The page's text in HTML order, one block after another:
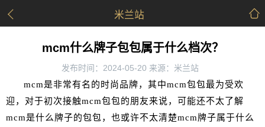
米兰站
mcm什么牌子包包属于什么档次？
发布时间：2024-05-20 来源：米兰站
mcm是非常有名的时尚品牌，其中mcm包包最为受欢
迎，对于初次接触mcm包包的朋友来说， 可能还不太了解
mcm是什么牌子的包包，也或许不太清楚mcm牌子属于什么